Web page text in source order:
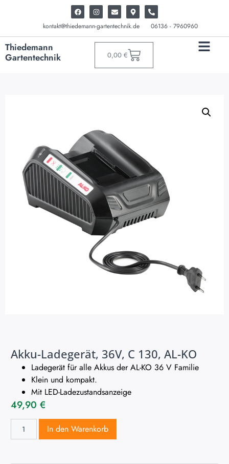
kontakt@thiedemann-gartentechnik.de 06136 - 7960960
Thiedemann
Gartentechnik
0,00 €
Akku-Ladegerät, 36V, C 130, AL-KO
Ladegerät für alle Akkus der AL-KO 36 V Familie
Klein und kompakt.
Mit LED-Ladezustandsanzeige
49,90 €
In den Warenkorb